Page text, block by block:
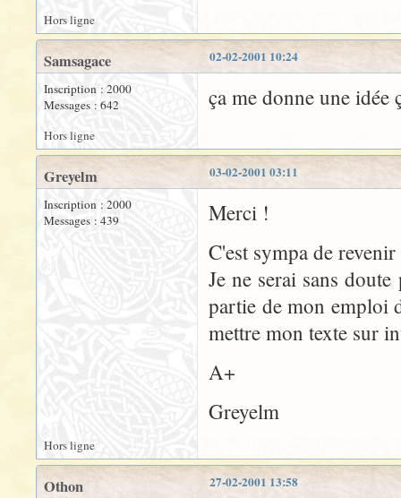
Hors ligne
02-02-2001 10:24
Samsagace
Inscription : 2000
Messages : 642
ça me donne une idée
Hors ligne
03-02-2001 03:11
Greyelm
Inscription : 2000
Messages : 439
Merci !
C'est sympa de
Je ne serai sans
partie de mon emploi
mettre mon texte sur
A+
Greyelm
Hors ligne
27-02-2001 13:58
Othon